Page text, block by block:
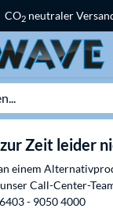
CO2 neutraler
Zeit leider
einem
Call-Center-
- 9050 4000